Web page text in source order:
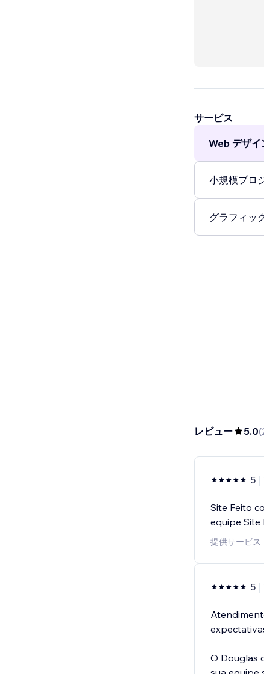
サービス
Web デザイ
小規模プロ
グラフィッ
レビュー 5.0(
5
Site Feito
equipe Site
提供サービス
5
O Douglas